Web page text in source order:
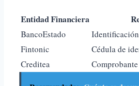
Entidad Financiera
BancoEstado
Fintonic
Cédula de
Creditea